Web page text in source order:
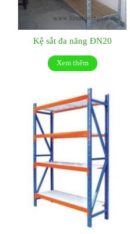
Kệ sắt đa năng ĐN20
Xem thêm